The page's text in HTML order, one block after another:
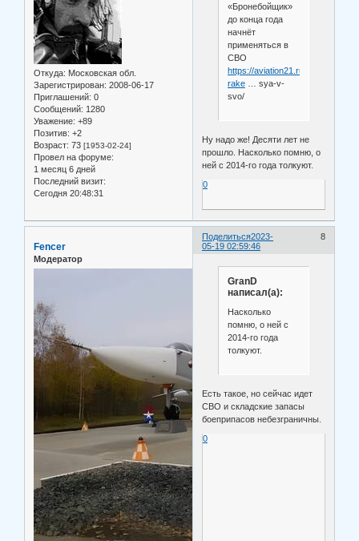
Откуда: Московская обл.
Зарегистрирован: 2008-06-17
Приглашений: 0
Сообщений: 1280
Уважение: +89
Позитив: +2
Возраст: 73 [1953-02-24]
Провел на форуме:
1 месяц 6 дней
Последний визит:
Сегодня 20:48:31
«Бронебойщик»
до конца года
начнёт
применяться в
СВО
https://aviation21.ru/
rake… sya-v-
svo/
Ну надо же! Десяти лет не
прошло. Насколько помню, о
ней с 2014-го года толкуют.
0
Поделиться 8
2023-
05-19 02:59:46
Fencer
Модератор
GranD
написал(а):
Насколько
помню, о ней с
2014-го года
толкуют.
Есть такое, но сейчас идет
СВО и складские запасы
боеприпасов небезграничны.
0